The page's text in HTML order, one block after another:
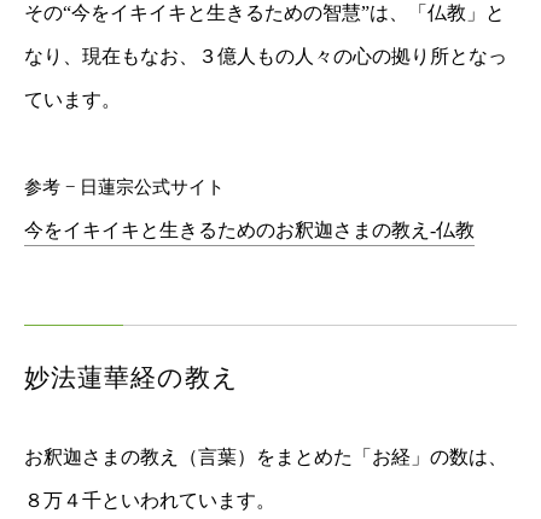
その“今をイキイキと生きるための智慧”は、「仏教」と
なり、現在もなお、３億人もの人々の心の拠り所となっ
ています。
参考 − 日蓮宗公式サイト
今をイキイキと生きるためのお釈迦さまの教え-仏教
妙法蓮華経の教え
お釈迦さまの教え（言葉）をまとめた「お経」の数は、
８万４千といわれています。